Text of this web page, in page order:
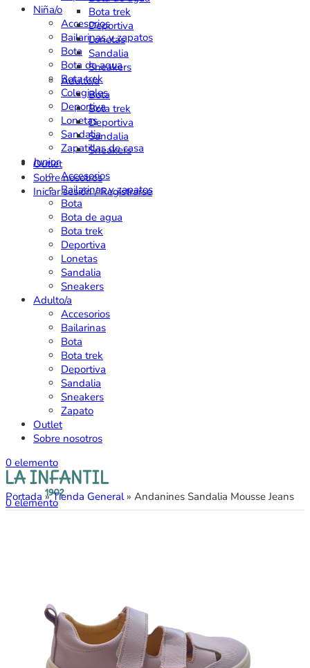
Niña/o
Accesorios
Bailarinas y zapatos
Bota
Bota de agua
Bota trek
Colegiales
Deportiva
Lonetas
Sandalia
Zapatillas de casa
Junior
Accesorios
Bailarinas y zapatos
Bota
Bota de agua
Bota trek
Deportiva
Lonetas
Sandalia
Sneakers
Adulto/a
Accesorios
Bailarinas
Bota
Bota trek
Deportiva
Sandalia
Sneakers
Zapato
Outlet
Sobre nosotros
0 elemento
0elemento
Portada »Tienda General» Andanines Sandalia Mousse Jeans
Bota trek
Deportiva
Lonetas
Sandalia
Sneakers
Adulto/a
Bota
Bota trek
Deportiva
Sandalia
Sneakers
Outlet
Sobre nosotros
Iniciar sesión / Registrarse